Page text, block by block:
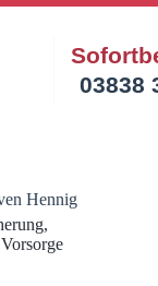
Hennig
03838